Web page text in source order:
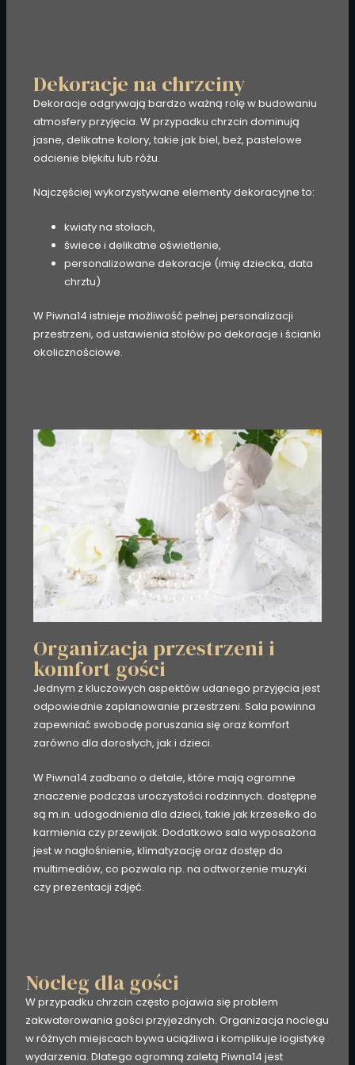
Dekoracje na chrzciny
Dekoracje odgrywają bardzo ważną rolę w budowaniu
atmosfery przyjęcia. W przypadku chrzcin dominują
jasne, delikatne kolory, takie jak biel, beż, pastelowe
odcienie błękitu lub różu.
Najczęściej wykorzystywane elementy dekoracyjne to:
kwiaty na stołach,
świece i delikatne oświetlenie,
personalizowane dekoracje (imię dziecka, data
chrztu)
W Piwna14 istnieje możliwość pełnej personalizacji
przestrzeni, od ustawienia stołów po dekoracje i ścianki
okolicznościowe.
Organizacja przestrzeni i
komfort gości
Jednym z kluczowych aspektów udanego przyjęcia jest
odpowiednie zaplanowanie przestrzeni. Sala powinna
zapewniać swobodę poruszania się oraz komfort
zarówno dla dorosłych, jak i dzieci.
W Piwna14 zadbano o detale, które mają ogromne
znaczenie podczas uroczystości rodzinnych. dostępne
są m.in. udogodnienia dla dzieci, takie jak krzesełko do
karmienia czy przewijak. Dodatkowo sala wyposażona
jest w nagłośnienie, klimatyzację oraz dostęp do
multimediów, co pozwala np. na odtworzenie muzyki
czy prezentacji zdjęć.
Nocleg dla gości
W przypadku chrzcin często pojawia się problem
zakwaterowania gości przyjezdnych. Organizacja noclegu
w różnych miejscach bywa uciążliwa i komplikuje logistykę
wydarzenia. Dlatego ogromną zaletą Piwna14 jest